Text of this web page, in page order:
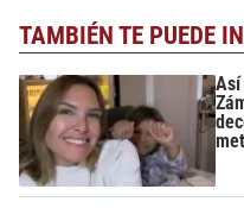
TAMBIÉN TE PUEDE